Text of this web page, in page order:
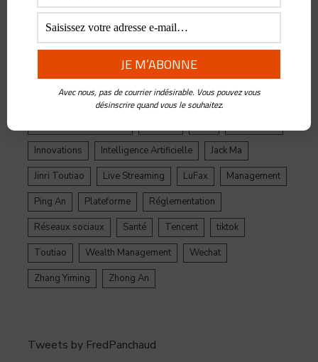
Asie
Assurance Banque
ByteDance
Chine credit crypto
Crypto Yuan
Ecosystème
Epargne
Facebook
Fintech
Innovations
Intelligence Artificielle
Jack Ma
Jinri Toutiao
Live Streaming LuFax
Management
Ping An
Plateforme
Réglementation
Réseaux sociaux
Santé Tencent
tiktok
Toutiao
Wealth Management
Wechat
Zhang Yiming
Zhong An
Tweets by FredPanchaud
Avec nous, pas de courrier indésirable. Vous pouvez vous
désinscrire quand vous le souhaitez.